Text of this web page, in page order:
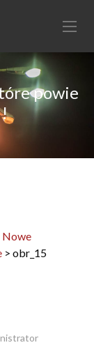
powie
Nowe
> obr_15